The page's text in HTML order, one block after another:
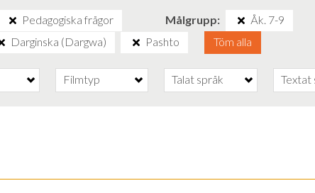
Pedagogiska frågor Målgrupp Åk. 7-9
Darginska (Dargwa) Pashto Töm alla
Filmtyp Talat språk Textat